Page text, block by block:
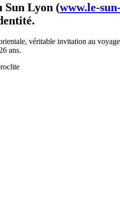
Sun Lyon (www.le-
véritable invitation au
ans.